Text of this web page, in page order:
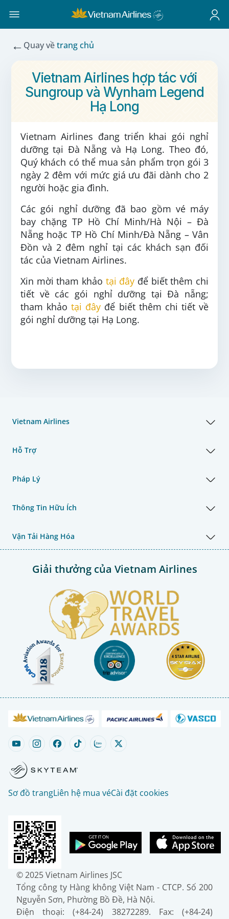
← Quay vềtrang chủ
Vietnam Airlines hợp tác với
Sungroup và Wynham Legend
Hạ Long
Vietnam Airlines đang triển khai gói nghỉ
dưỡng tại Đà Nẵng và Hạ Long. Theo đó,
Quý khách có thể mua sản phẩm trọn gói 3
ngày 2 đêm với mức giá ưu đãi dành cho 2
người hoặc gia đình.
Các gói nghỉ dưỡng đã bao gồm vé máy
bay chặng TP Hồ Chí Minh/Hà Nội – Đà
Nẵng hoặc TP Hồ Chí Minh/Đà Nẵng – Vân
Đồn và 2 đêm nghỉ tại các khách sạn đối
tác của Vietnam Airlines.
Xin mời tham khảo tại đây để biết thêm chi
tiết về các gói nghỉ dưỡng tại Đà nẵng;
tham khảo tại đây để biết thêm chi tiết về
gói nghỉ dưỡng tại Hạ Long.
Vietnam Airlines
Hỗ Trợ
Pháp Lý
Thông Tin Hữu Ích
Vận Tải Hàng Hóa
Giải thưởng của Vietnam Airlines
Sơ đồ trangLiên hệ mua véCài đặt cookies
© 2025 Vietnam Airlines JSC
Tổng công ty Hàng không Việt Nam - CTCP. Số 200
Nguyễn Sơn, Phường Bồ Đề, Hà Nội.
Điện thoại: (+84-24) 38272289. Fax: (+84-24)